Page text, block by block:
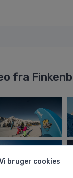
bruger cookies
fra